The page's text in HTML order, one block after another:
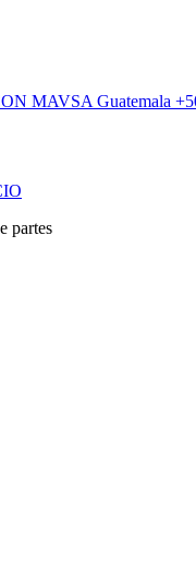
MAVSA Guatemala
partes